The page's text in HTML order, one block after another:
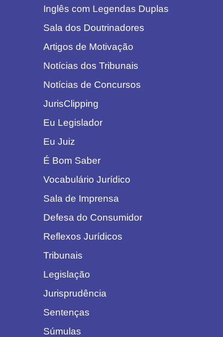
Inglês com Legendas Duplas
Sala dos Doutrinadores
Artigos de Motivação
Notícias dos Tribunais
Notícias de Concursos
JurisClipping
Eu Legislador
Eu Juiz
É Bom Saber
Vocabulário Jurídico
Sala de Imprensa
Defesa do Consumidor
Reflexos Jurídicos
Tribunais
Legislação
Jurisprudência
Sentenças
Súmulas